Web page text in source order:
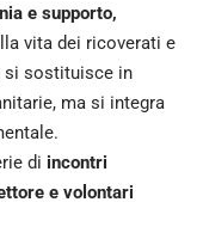
e supporto,
vita dei ricoverati e
si sostituisce in
ma si integra
di incontri
e volontari